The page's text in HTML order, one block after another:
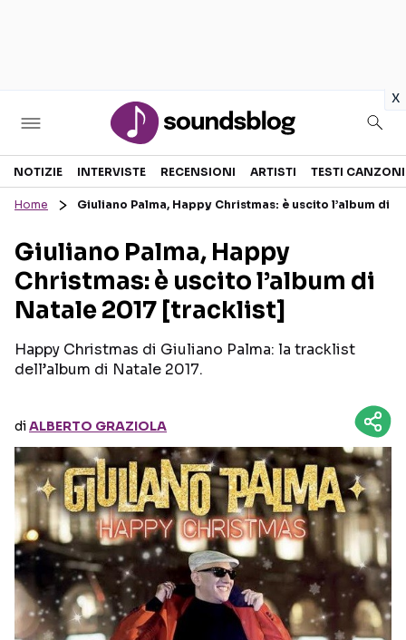
x
Sezioni
RECENSIONI MUSICALI
INTERVISTE
GOSSIP E CURIOSITÀ
TESTI CANZONI
TOUR ED EVENTI
TALENT SHOW
Seguici sui social
NOTIZIE INTERVISTE RECENSIONI ARTISTI TESTI CANZONI
Home Giuliano Palma, Happy Christmas: è uscito l’album di
Giuliano Palma, Happy
Christmas: è uscito l’album di
Natale 2017 [tracklist]
Happy Christmas di Giuliano Palma: la tracklist
dell’album di Natale 2017.
diALBERTO GRAZIOLA